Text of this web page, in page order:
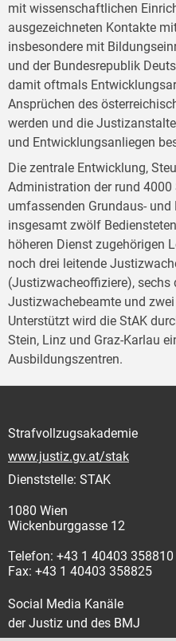
mit wissenschaftlichen
ausgezeichneten Kontakte
insbesondere mit
und der Bundesrepublik
damit oftmals
Ansprüchen des
werden und die
und Entwicklungsanliegen
Die zentrale Entwicklung,
Administration der rund
umfassenden Grundaus-
insgesamt zwölf
höheren Dienst zugehörigen
noch drei leitende
(Justizwacheoffiziere), sechs
Justizwachebeamte und
Unterstützt wird die StAK
Stein, Linz und Graz-Karlau
Ausbildungszentren.
Strafvollzugsakademie
www.justiz.gv.at/stak
Dienststelle: STAK
1080 Wien
Wickenburggasse 12
Telefon: +43 1 40403 358810
Fax: +43 1 40403 358825
Social Media Kanäle
der Justiz und des BMJ